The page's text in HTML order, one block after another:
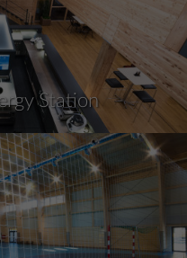
Station